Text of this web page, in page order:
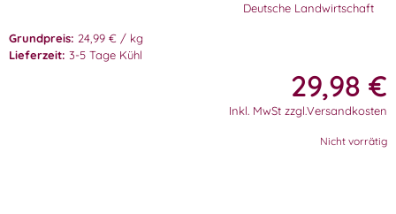
Deutsche Landwirtschaft
Grundpreis: 24,99 € / kg
Lieferzeit: 3-5 Tage Kühl
29,98 €
Inkl. MwSt zzgl.Versandkosten
Nicht vorrätig